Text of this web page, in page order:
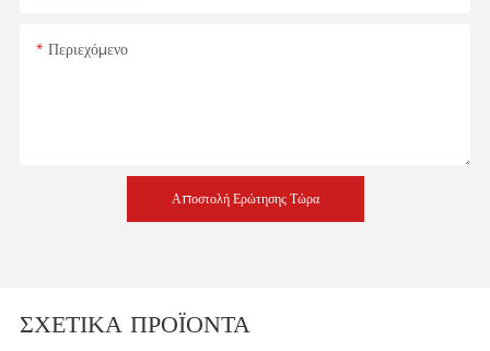
Περιεχόμενο
Αποστολή Ερώτησης Τώρα
ΣΧΕΤΙΚΆ ΠΡΟΪΌΝΤΑ